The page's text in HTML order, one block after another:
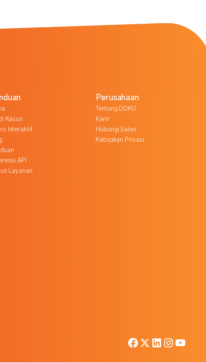
Kasus
Interaktif
API
Layanan
Perusahaan
Tentang DOKU
Karir
Hubungi Sales
Kebijakan Privasi